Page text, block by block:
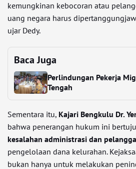
kemungkinan kebocoran atau
uang negara harus
ujar Dedy.
Baca Juga
Perlindungan Pekerja
Tengah
Sementara itu, Kajari Bengkulu Dr.
bahwa penerangan hukum ini
kesalahan administrasi dan
pengelolaan dana kelurahan.
bukan hanya untuk melakukan